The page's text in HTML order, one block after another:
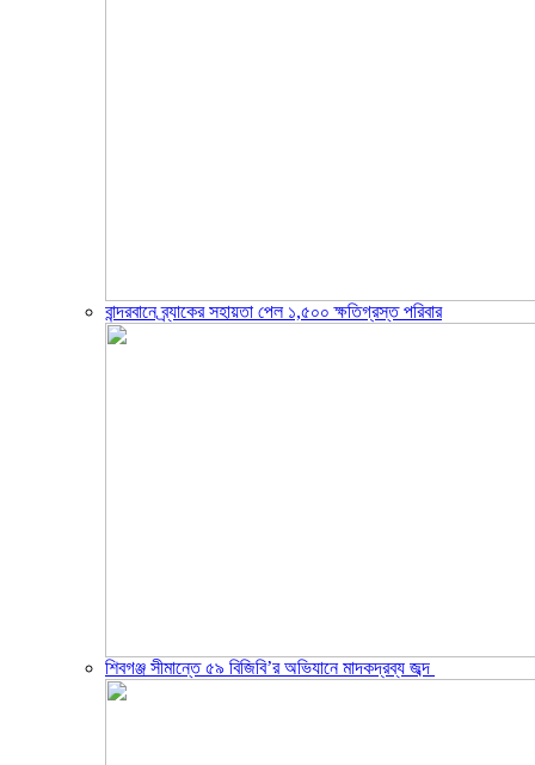
বান্দরবানে ব্র্যাকের সহায়তা পেল ১,৫০০ ক্ষতিগ্রস্ত পরিবার
শিবগঞ্জ সীমান্তে ৫৯ বিজিবি’র অভিযানে মাদকদ্রব্য জব্দ ​